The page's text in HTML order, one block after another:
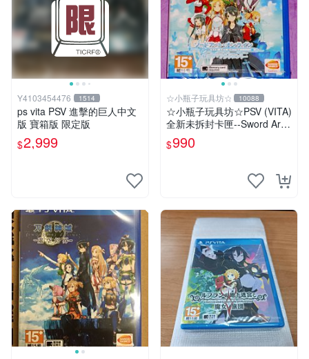
Y4103454476 1514
ps vita PSV 進擊的巨人中文
版 寶箱版 限定版
$2,999
☆小瓶子玩具坊☆ 10088
☆小瓶子玩具坊☆PSV (VITA)
全新未拆封卡匣--Sword Art
Online 刀劍神域 虛空斷章
(亞日版)
$990